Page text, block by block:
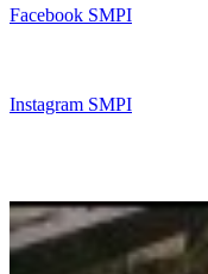
Facebook SMPI
Instagram SMPI